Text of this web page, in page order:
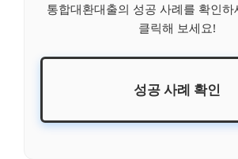
통합대환대출의 성공 사례를 확인하
클릭해 보세요!
성공 사례 확인